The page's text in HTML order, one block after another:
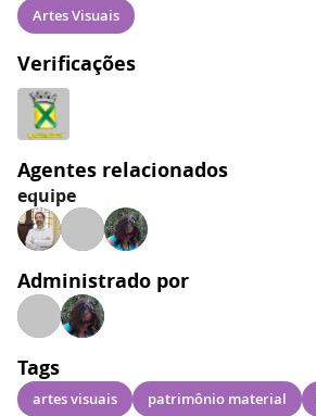
Artes Visuais
Verificações
Agentes relacionados
equipe
Administrado por
Tags
artes visuais patrimônio material